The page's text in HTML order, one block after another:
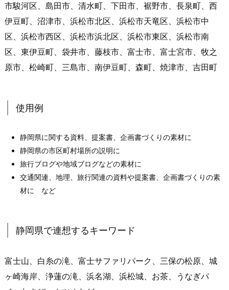
市駿河区、島田市、清水町、下田市、裾野市、長泉町、西
伊豆町、沼津市、浜松市北区、浜松市天竜区、浜松市中
区、浜松市西区、浜松市浜北区、浜松市東区、浜松市南
区、東伊豆町、袋井市、藤枝市、富士市、富士宮市、牧之
原市、松崎町、三島市、南伊豆町、森町、焼津市、吉田町
使用例
静岡県に関する資料、提案書、企画書づくりの素材に
静岡県の市区町村場所の説明に
旅行ブログや地域ブログなどの素材に
交通関連、地理、旅行関連の資料や提案書、企画書づくりの素
材に など
静岡県で連想するキーワード
富士山、白糸の滝、富士サファリパーク、三保の松原、城
ヶ崎海岸、浄蓮の滝、浜名湖、浜松城、お茶、うなぎパ